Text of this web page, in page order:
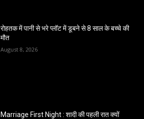
रोहतक में पानी से भरे प्लॉट में डूबने से 8 साल के बच्चे की
मौत
August 8, 2026
Marriage First Night : शादी की पहली रात क्यों